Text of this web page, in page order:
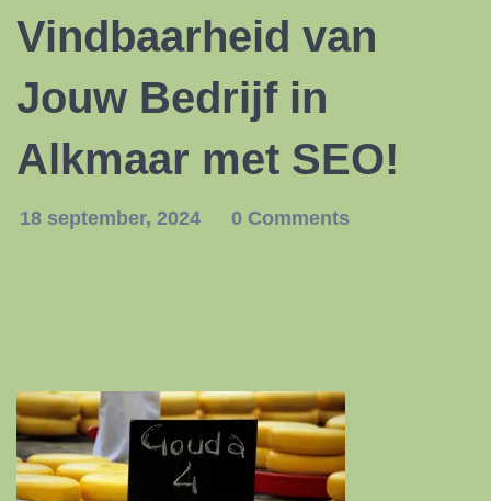
Vindbaarheid van
Jouw Bedrijf in
Alkmaar met SEO!
18 september, 2024 0 Comments